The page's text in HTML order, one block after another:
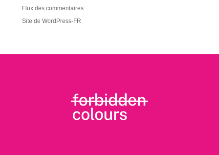
Flux des commentaires
Site de WordPress-FR